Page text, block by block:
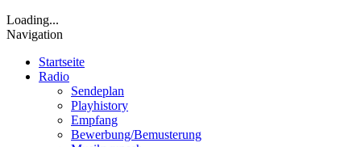
Loading...
Navigation
Startseite
Radio
Sendeplan
Playhistory
Empfang
Bewerbung/Bemusterung